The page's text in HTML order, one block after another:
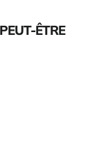
ÊTRE